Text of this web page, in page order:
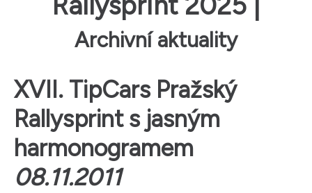
Archivní aktuality
XVII. TipCars Pražský
Rallysprint s jasným
harmonogramem
08.11.2011